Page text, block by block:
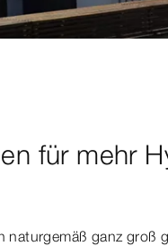
für mehr
naturgemäß ganz groß